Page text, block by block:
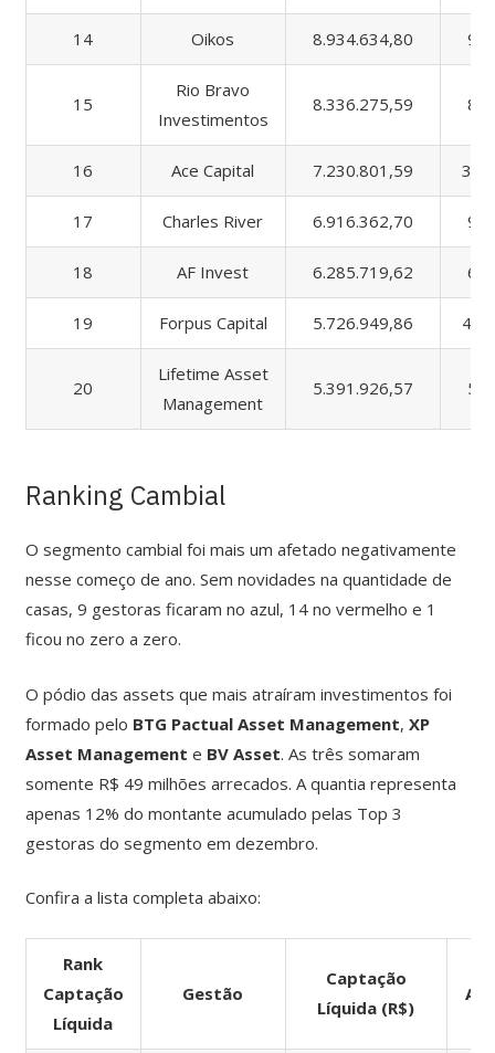
14 Oikos 8.934.634,80
15
Rio Bravo
Investimentos
8.336.275,59
16 Ace Capital 7.230.801,59
17 Charles River 6.916.362,70
18 AF Invest 6.285.719,62
19 Forpus Capital 5.726.949,86
20
Lifetime Asset
Management
5.391.926,57
Ranking Cambial
O segmento cambial foi mais um afetado negativamente
nesse começo de ano. Sem novidades na quantidade de
casas, 9 gestoras ficaram no azul, 14 no vermelho e 1
ficou no zero a zero.
O pódio das assets que mais atraíram investimentos foi
formado pelo BTG Pactual Asset Management, XP
Asset Management e BV Asset. As três somaram
somente R$ 49 milhões arrecados. A quantia representa
apenas 12% do montante acumulado pelas Top 3
gestoras do segmento em dezembro.
Confira a lista completa abaixo:
Rank
Captação
Líquida
Gestão
Captação
Líquida (R$)